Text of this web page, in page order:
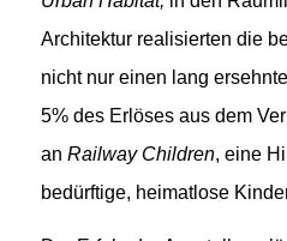
Architektur realisierten die
nicht nur einen lang
5% des Erlöses aus dem
an Railway Children, eine
bedürftige, heimatlose